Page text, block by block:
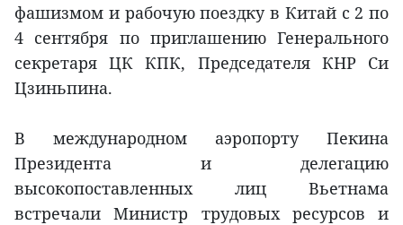
фашизмом и рабочую поездку в Китай с 2 по
4 сентября по приглашению Генерального
секретаря ЦК КПК, Председателя КНР Си
Цзиньпина.
В международном аэропорту Пекина
Президента и делегацию
высокопоставленных лиц Вьетнама
встречали Министр трудовых ресурсов и